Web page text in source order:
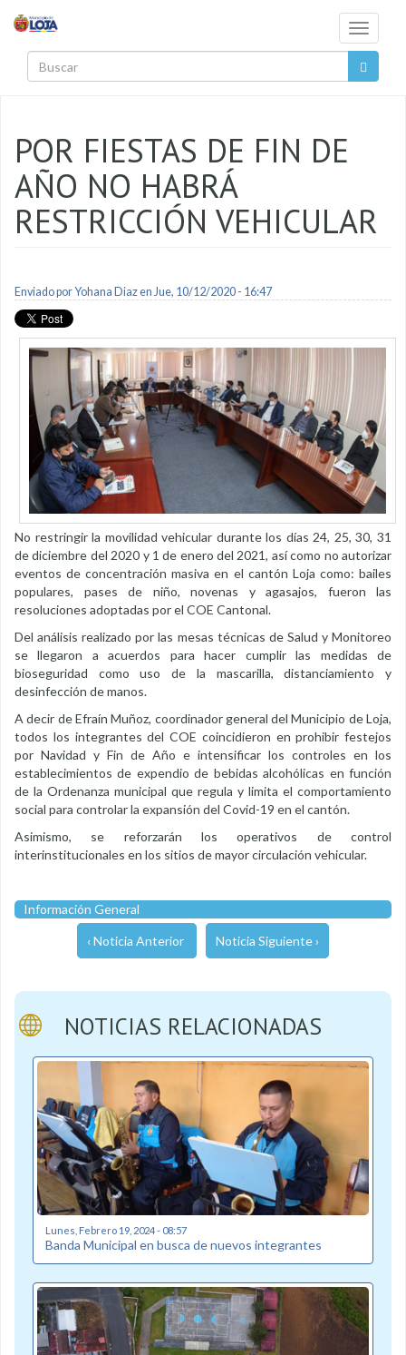
Toggle
POR FIESTAS DE FIN DE
AÑO NO HABRÁ
RESTRICCIÓN VEHICULAR
Enviado porYohana Diazen Jue, 10/12/2020 - 16:47
No restringir la movilidad vehicular durante los días 24, 25, 30, 31
de diciembre del 2020 y 1 de enero del 2021, así como no autorizar
eventos de concentración masiva en el cantón Loja como: bailes
populares, pases de niño, novenas y agasajos, fueron las
resoluciones adoptadas por el COE Cantonal.
Del análisis realizado por las mesas técnicas de Salud y Monitoreo
se llegaron a acuerdos para hacer cumplir las medidas de
bioseguridad como uso de la mascarilla, distanciamiento y
desinfección de manos.
A decir de Efraín Muñoz, coordinador general del Municipio de Loja,
todos los integrantes del COE coincidieron en prohibir festejos
por Navidad y Fin de Año e intensificar los controles en los
establecimientos de expendio de bebidas alcohólicas en función
de la Ordenanza municipal que regula y limita el comportamiento
social para controlar la expansión del Covid-19 en el cantón.
Asimismo, se reforzarán los operativos de control
interinstitucionales en los sitios de mayor circulación vehicular.
Información General
‹ Noticia Anterior Noticia Siguiente ›
NOTICIAS RELACIONADAS
Lunes, Febrero 19, 2024 - 08:57
Banda Municipal en busca de nuevos integrantes